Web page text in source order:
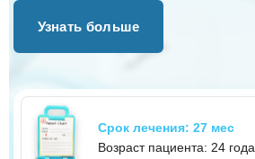
Узнать больше
До
Срок лечения: 27 мес
Возраст пациента: 24 года